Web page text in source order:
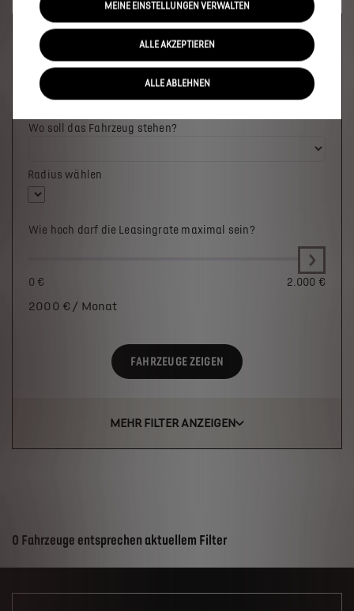
Welches Fahrzeug möchten Sie?
Wo soll das Fahrzeug stehen?
Radius wählen
Wie hoch darf die Leasingrate maximal sein?
0 € 2.000 €
2000 € / Monat
FAHRZEUGE ZEIGEN
MEHR FILTER ANZEIGEN
Suchergebnisse
0 Fahrzeuge entsprechen aktuellem Filter
MEINE EINSTELLUNGEN VERWALTEN
ALLE AKZEPTIEREN
ALLE ABLEHNEN